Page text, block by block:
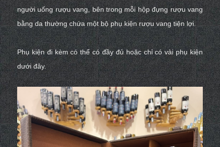
người uống rượu vang, bên trong mỗi hộp đựng rượu vang
bằng da thường chứa một bộphụ kiện rượu vangtiện lợi.
Phụ kiện đi kèm có thể có đầy đủ hoặc chỉ có vài phụ kiện
dưới đây.